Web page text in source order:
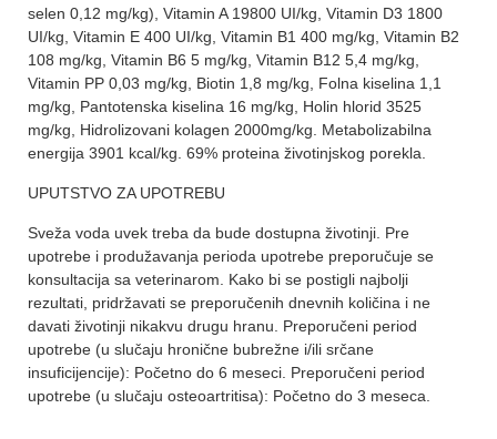
selen 0,12 mg/kg), Vitamin A 19800 UI/kg, Vitamin D3 1800
UI/kg, Vitamin E 400 UI/kg, Vitamin B1 400 mg/kg, Vitamin B2
108 mg/kg, Vitamin B6 5 mg/kg, Vitamin B12 5,4 mg/kg,
Vitamin PP 0,03 mg/kg, Biotin 1,8 mg/kg, Folna kiselina 1,1
mg/kg, Pantotenska kiselina 16 mg/kg, Holin hlorid 3525
mg/kg, Hidrolizovani kolagen 2000mg/kg. Metabolizabilna
energija 3901 kcal/kg. 69% proteina životinjskog porekla.
UPUTSTVO ZA UPOTREBU
Sveža voda uvek treba da bude dostupna životinji. Pre
upotrebe i produžavanja perioda upotrebe preporučuje se
konsultacija sa veterinarom. Kako bi se postigli najbolji
rezultati, pridržavati se preporučenih dnevnih količina i ne
davati životinji nikakvu drugu hranu. Preporučeni period
upotrebe (u slučaju hronične bubrežne i/ili srčane
insuficijencije): Početno do 6 meseci. Preporučeni period
upotrebe (u slučaju osteoartritisa): Početno do 3 meseca.